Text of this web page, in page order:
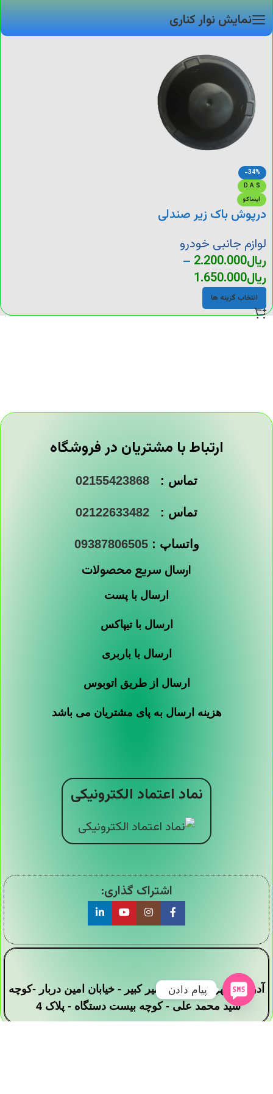
نمایش نوار کناری
-34%
D.A.S
ایساکو
درپوش باک زیر صندلی
لوازم جانبی خودرو
ریال2.200.000
–
ریال1.650.000
انتخاب گزینه ها
ارتباط با مشتریان در فروشگاه
تماس : 02155423868
تماس : 02122633482
واتساپ :09387806505
ارسال سریع محصولات
ارسال با پست
ارسال با تیپاکس
ارسال با باربری
ارسال از طریق اتوبوس
هزینه ارسال به پای مشتریان می باشد
نماد اعتماد الکترونیکی
اشتراک گذاری:
آدرس : تهران - خیابان امیر کبیر - خیابان امین دربار -کوچه
سید محمد علی - کوچه بیست دستگاه - پلاک 4
پیام دادن